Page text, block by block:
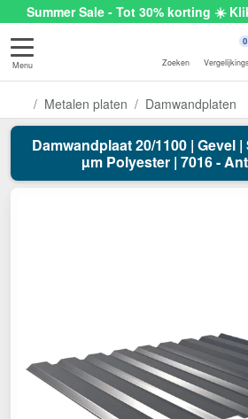
Summer Sale - Tot 30% korting ☀️
Menu Zoeken
0
Metalen platen Damwandplaten
Damwandplaat 20/1100 | Gevel |
µm Polyester | 7016 -